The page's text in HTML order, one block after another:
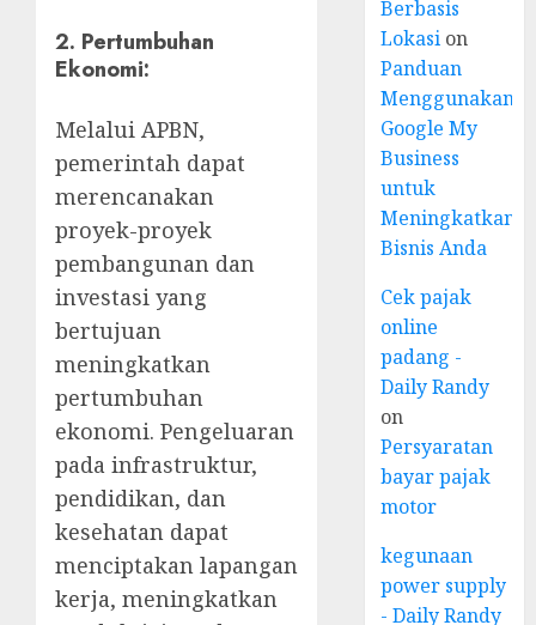
2. Pertumbuhan
Ekonomi:
Melalui APBN,
pemerintah dapat
merencanakan
proyek-proyek
pembangunan dan
investasi yang
bertujuan
meningkatkan
pertumbuhan
ekonomi. Pengeluaran
pada infrastruktur,
pendidikan, dan
kesehatan dapat
menciptakan lapangan
kerja, meningkatkan
Berbasis
Lokasi on
Panduan
Menggunakan
Google My
Business
untuk
Meningkatkan
Bisnis Anda
Cek pajak
online
padang -
Daily Randy
on
Persyaratan
bayar pajak
motor
kegunaan
power supply
- Daily Randy